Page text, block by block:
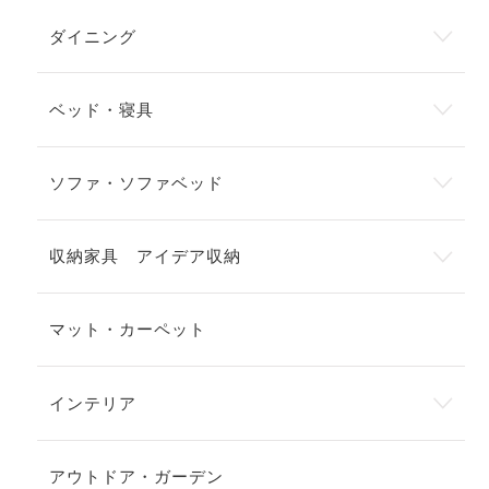
ダイニング
ベッド・寝具
ソファ・ソファベッド
収納家具 アイデア収納
マット・カーペット
インテリア
アウトドア・ガーデン